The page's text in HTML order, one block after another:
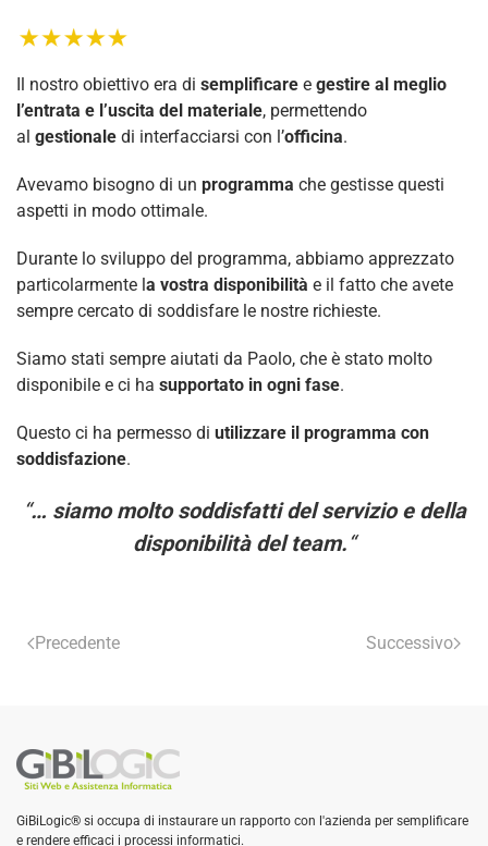
Il nostro obiettivo era di semplificare e gestire al meglio
l’entrata e l’uscita del materiale, permettendo
al gestionale di interfacciarsi con l’officina.
Avevamo bisogno di un programma che gestisse questi
aspetti in modo ottimale.
Durante lo sviluppo del programma, abbiamo apprezzato
particolarmente la vostra disponibilità e il fatto che avete
sempre cercato di soddisfare le nostre richieste.
Siamo stati sempre aiutati da Paolo, che è stato molto
disponibile e ci ha supportato in ogni fase.
Questo ci ha permesso di utilizzare il programma con
soddisfazione.
“… siamo molto soddisfatti del servizio e della
disponibilità del team.“
Precedente Successivo
GiBiLogic® si occupa di instaurare un rapporto con l'azienda per semplificare
e rendere efficaci i processi informatici.